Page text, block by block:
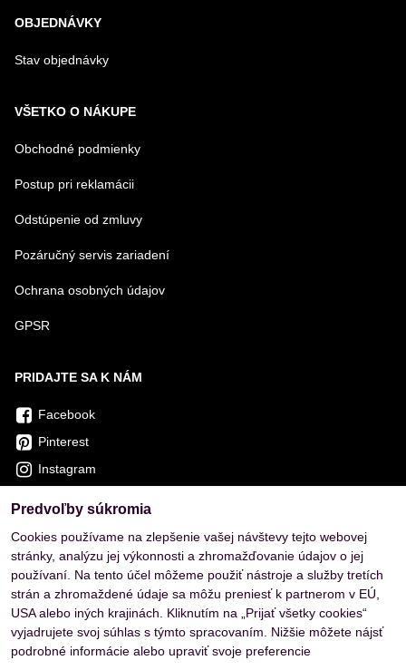
OBJEDNÁVKY
Stav objednávky
VŠETKO O NÁKUPE
Obchodné podmienky
Postup pri reklamácii
Odstúpenie od zmluvy
Pozáručný servis zariadení
Ochrana osobných údajov
GPSR
PRIDAJTE SA K NÁM
Facebook
Pinterest
Instagram
Predvoľby súkromia
Cookies používame na zlepšenie vašej návštevy tejto webovej
stránky, analýzu jej výkonnosti a zhromažďovanie údajov o jej
používaní. Na tento účel môžeme použiť nástroje a služby tretích
strán a zhromaždené údaje sa môžu preniesť k partnerom v EÚ,
USA alebo iných krajinách. Kliknutím na „Prijať všetky cookies“
vyjadrujete svoj súhlas s týmto spracovaním. Nižšie môžete nájsť
podrobné informácie alebo upraviť svoje preferencie